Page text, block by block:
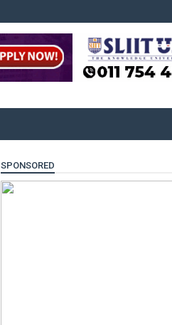
SPONSORED